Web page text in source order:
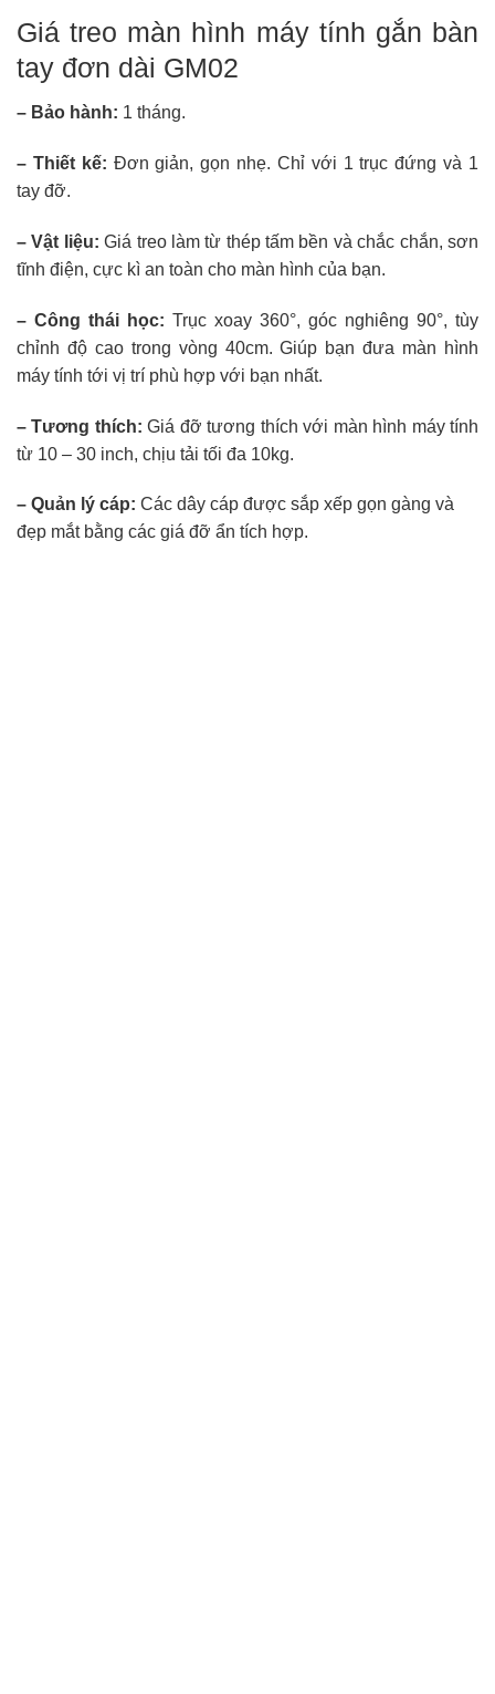
Giá treo màn hình máy tính gắn bàn
tay đơn dài GM02
– Bảo hành: 1 tháng.
– Thiết kế: Đơn giản, gọn nhẹ. Chỉ với 1 trục đứng và 1
tay đỡ.
– Vật liệu: Giá treo làm từ thép tấm bền và chắc chắn, sơn
tĩnh điện, cực kì an toàn cho màn hình của bạn.
– Công thái học: Trục xoay 360°, góc nghiêng 90°, tùy
chỉnh độ cao trong vòng 40cm. Giúp bạn đưa màn hình
máy tính tới vị trí phù hợp với bạn nhất.
– Tương thích: Giá đỡ tương thích với màn hình máy tính
từ 10 – 30 inch, chịu tải tối đa 10kg.
– Quản lý cáp: Các dây cáp được sắp xếp gọn gàng và
đẹp mắt bằng các giá đỡ ẩn tích hợp.